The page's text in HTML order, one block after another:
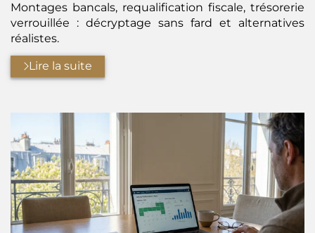
Montages bancals, requalification fiscale, trésorerie
verrouillée : décryptage sans fard et alternatives
réalistes.
Lire la suite